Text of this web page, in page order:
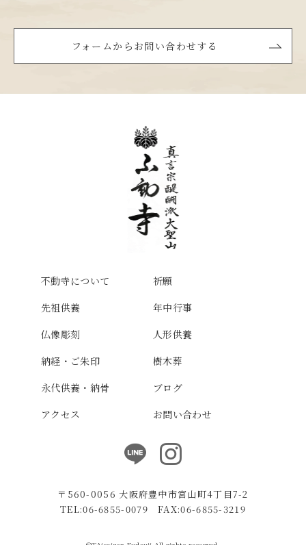
フォームからお問い合わせする
不動寺について
祈願
先祖供養
年中行事
仏像彫刻
人形供養
納経・ご朱印
樹木葬
永代供養・納骨
ブログ
アクセス
お問い合わせ
〒560-0056 大阪府豊中市宮山町4丁目7-2
TEL:06-6855-0079 FAX:06-6855-3219